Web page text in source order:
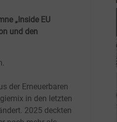
„Inside EU
und den
der Erneuerbaren
in den letzten
2025 deckten